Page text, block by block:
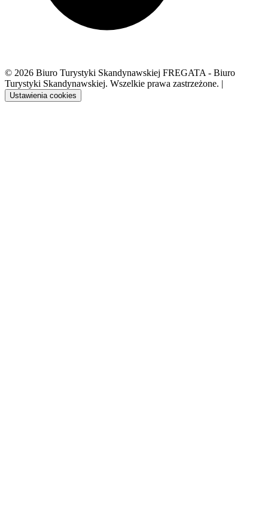
© 2026 Biuro Turystyki Skandynawskiej FREGATA - Biuro
Turystyki Skandynawskiej. Wszelkie prawa zastrzeżone. |
Ustawienia cookies